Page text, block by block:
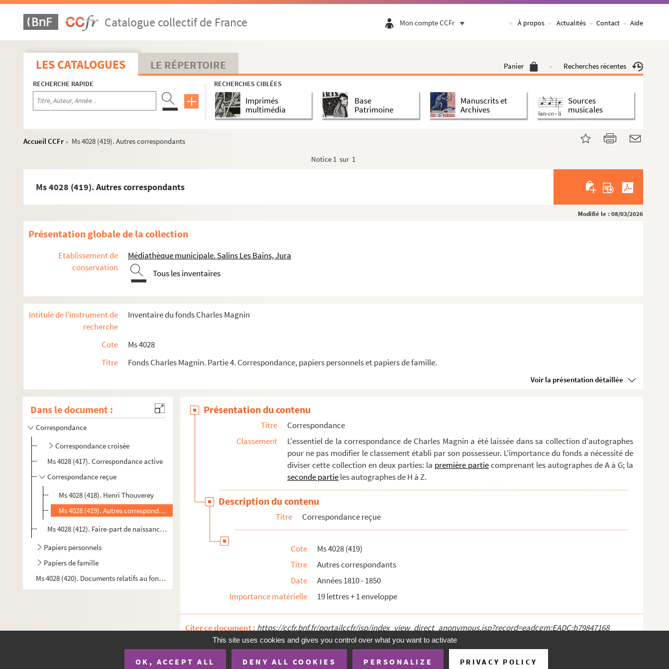
Catalogue collectif de France Mon compte CCFr À propos Actualités Contact Aide
LES CATALOGUES LE RÉPERTOIRE Panier Recherches récentes
RECHERCHE RAPIDE RECHERCHES CIBLÉES
Imprimés
multimédia
Base
Patrimoine
Manuscrits et
Archives
Sources
musicales
Accueil CCFr >
Ms 4028 (419). Autres correspondants
Notice 1 sur 1
Ms 4028 (419). Autres correspondants
Modifié le : 08/03/2026
Présentation globale de la collection
Etablissement de
conservation
Médiathèque municipale. Salins Les Bains, Jura
Tous les inventaires
Intitulé de l'instrument de
recherche
Inventaire du fonds Charles Magnin
Cote
Ms 4028
Titre
Fonds Charles Magnin. Partie 4. Correspondance, papiers personnels et papiers de famille.
Voir la présentation détaillée
Dans le document :
Correspondance
Correspondance croisée
Ms 4028 (417). Correspondance active
Correspondance reçue
Ms 4028 (418). Henri Thouverey
Ms 4028 (419). Autres correspondants
Ms 4028 (412). Faire-part de naissance et mariage, avis de décès, et invitations diverses
Papiers personnels
Papiers de famille
Ms 4028 (420). Documents relatifs au fonds Charles Magnin
Présentation du contenu
Titre
Correspondance
Classement
L'essentiel de la correspondance de Charles Magnin a été laissée dans sa collection d'autographes
pour ne pas modifier le classement établi par son possesseur. L'importance du fonds a nécessité de
diviser cette collection en deux parties: la première partiecomprenant les autographes de A à G; la
seconde partieles autographes de H à Z.
Description du contenu
Titre Correspondance reçue
Cote
Ms 4028 (419)
Titre
Autres correspondants
Date
Années 1810 - 1850
Importance matérielle
19 lettres + 1 enveloppe
Citer ce document : https://ccfr.bnf.fr/portailccfr/jsp/index_view_direct_anonymous.jsp?record=eadcgm:EADC:b79847168
This site uses cookies and gives you control over what you want to activate
OK, ACCEPT ALL DENY ALL COOKIES PERSONALIZE PRIVACY POLICY